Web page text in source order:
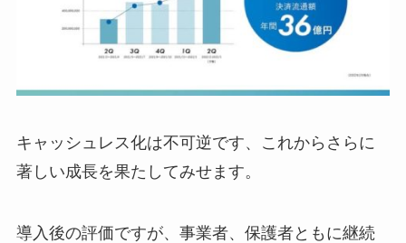
キャッシュレス化は不可逆です、これからさらに
著しい成長を果たしてみせます。
導入後の評価ですが、事業者、保護者ともに継続